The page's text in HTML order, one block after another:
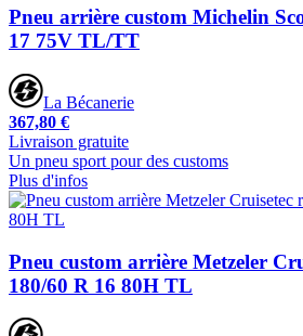
Pneu arrière custom Michelin
17 75V TL/TT
La Bécanerie
367,80 €
Livraison gratuite
Un pneu sport pour des customs
Plus d'infos
Pneu custom arrière Metzeler
180/60 R 16 80H TL